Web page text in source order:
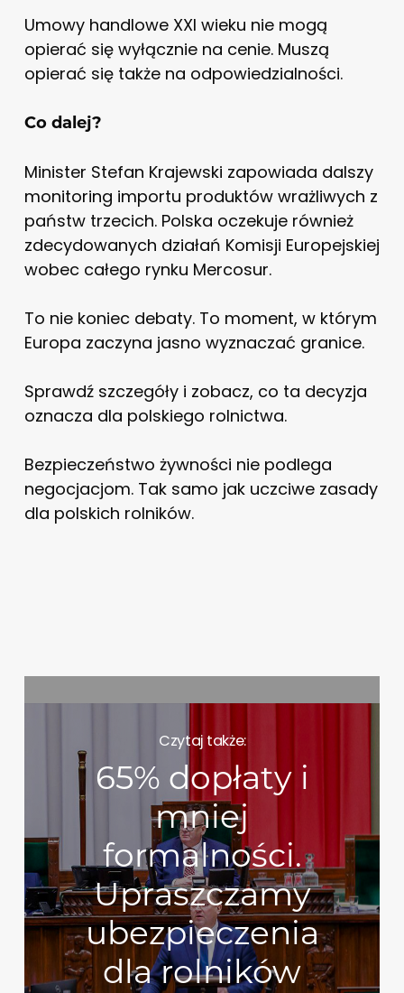
Umowy handlowe XXI wieku nie mogą
opierać się wyłącznie na cenie. Muszą
opierać się także na odpowiedzialności.
Co dalej?
Minister Stefan Krajewski zapowiada dalszy
monitoring importu produktów wrażliwych z
państw trzecich. Polska oczekuje również
zdecydowanych działań Komisji Europejskiej
wobec całego rynku Mercosur.
To nie koniec debaty. To moment, w którym
Europa zaczyna jasno wyznaczać granice.
Sprawdź szczegóły i zobacz, co ta decyzja
oznacza dla polskiego rolnictwa.
Bezpieczeństwo żywności nie podlega
negocjacjom. Tak samo jak uczciwe zasady
dla polskich rolników.
Czytaj także:
65% dopłaty i
mniej
formalności.
Upraszczamy
ubezpieczenia
dla rolników